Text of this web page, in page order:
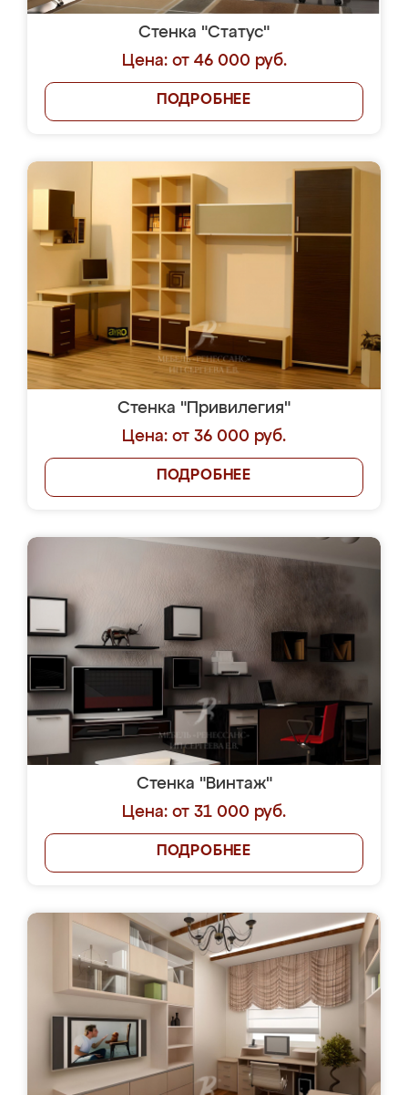
Стенка "Статус"
Цена: от 46 000 руб.
ПОДРОБНЕЕ
Стенка "Привилегия"
Цена: от 36 000 руб.
ПОДРОБНЕЕ
Стенка "Винтаж"
Цена: от 31 000 руб.
ПОДРОБНЕЕ